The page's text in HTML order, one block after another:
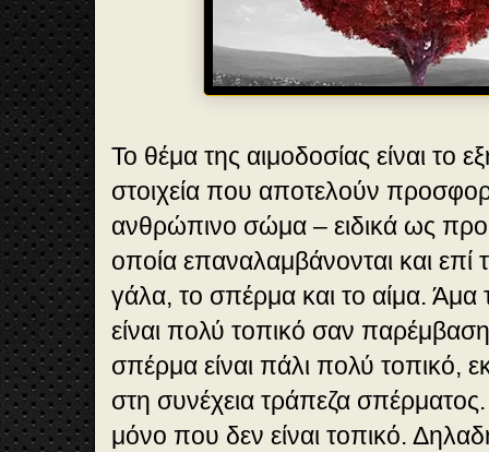
Το θέμα της αιμοδοσίας είναι το
στοιχεία που αποτελούν
ανθρώπινο σώμα – ειδικά ως
οποία επαναλαμβάνονται και επί
γάλα, το σπέρμα και το αίμα. Άμα
είναι πολύ τοπικό σαν
σπέρμα είναι πάλι πολύ τοπικό,
στη συνέχεια τράπεζα σπέρματος.
μόνο που δεν είναι τοπικό.